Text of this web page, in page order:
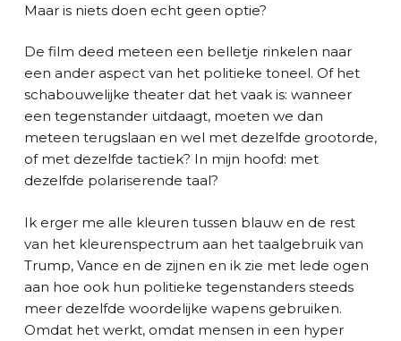
Maar is niets doen echt geen optie?
De film deed meteen een belletje rinkelen naar
een ander aspect van het politieke toneel. Of het
schabouwelijke theater dat het vaak is: wanneer
een tegenstander uitdaagt, moeten we dan
meteen terugslaan en wel met dezelfde grootorde,
of met dezelfde tactiek? In mijn hoofd: met
dezelfde polariserende taal?
Ik erger me alle kleuren tussen blauw en de rest
van het kleurenspectrum aan het taalgebruik van
Trump, Vance en de zijnen en ik zie met lede ogen
aan hoe ook hun politieke tegenstanders steeds
meer dezelfde woordelijke wapens gebruiken.
Omdat het werkt, omdat mensen in een hyper